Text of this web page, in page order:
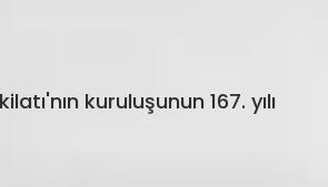
kuruluşunun 167. yılı